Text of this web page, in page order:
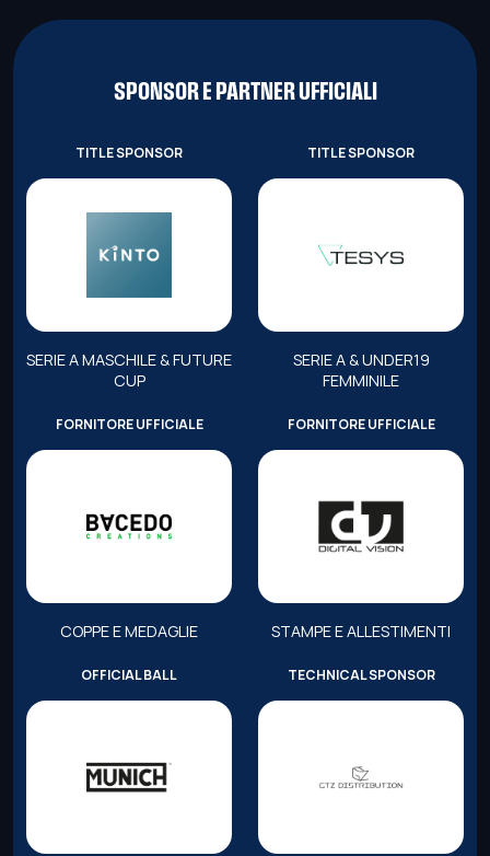
SPONSOR E PARTNER UFFICIALI
TITLE SPONSOR
SERIE A MASCHILE & FUTURE
CUP
TITLE SPONSOR
SERIE A & UNDER19
FEMMINILE
FORNITORE UFFICIALE
COPPE E MEDAGLIE
FORNITORE UFFICIALE
STAMPE E ALLESTIMENTI
OFFICIAL BALL TECHNICAL SPONSOR